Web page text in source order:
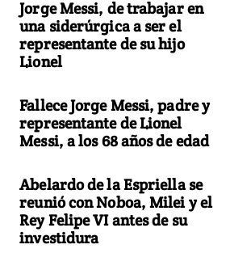
Jorge Messi, de trabajar en
una siderúrgica a ser el
representante de su hijo
Lionel
Fallece Jorge Messi, padre y
representante de Lionel
Messi, a los 68 años de edad
Abelardo de la Espriella se
reunió con Noboa, Milei y el
Rey Felipe VI antes de su
investidura